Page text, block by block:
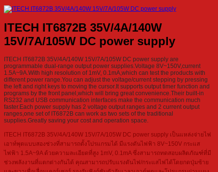
ITECH IT6872B 35V/4A/140W
15V/7A/105W DC power supply
ITECH IT6872B 35V/4A/140W 15V/7A/105W DC power supply are
programmable dual-range output power supplies.Voltage 8V~150V,current
1.5A~9A.With high resolution of 1mV, 0.1mA,which can test the products with
different power range.You can adjust the voltage/current stepping by pressing
the left and right keys to moving the cursor.It supports output timer function and
programs by the front panel,which will bring great convenience.Their built-in
RS232 and USB communication interfaces make the communication much
faster.Each power supply has 2 voltage output ranges and 2 current output
ranges,one set of IT6872B can work as two sets of the traditional
supplies.Greatly saving your cost and operation space.
ITECH IT6872B 35V/4A/140W 15V/7A/105W DC power supply เป็นแหล่งจ่ายไฟ
เอาท์พุตแบบสองช่วงที่สามารถตั้งโปรแกรมได้ มีแรงดันไฟฟ้า 8V~150V กระแส
ไฟฟ้า 1.5A~9A ด้วยความละเอียดที่สูง 1mV, 0.1mA ซึ่งสามารถทดสอบผลิตภัณฑ์ที่มี
ช่วงพลังงานที่แตกต่างกันได้ คุณสามารถปรับแรงดันไฟ/กระแสไฟได้โดยกดปุ่มซ้าย